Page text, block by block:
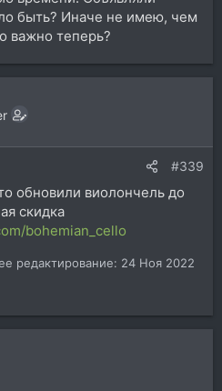
быть? Иначе не имею, чем
важно теперь?
#339
обновили виолончель до
скидка
bohemian_cello
редактирование: 24 Ноя 2022